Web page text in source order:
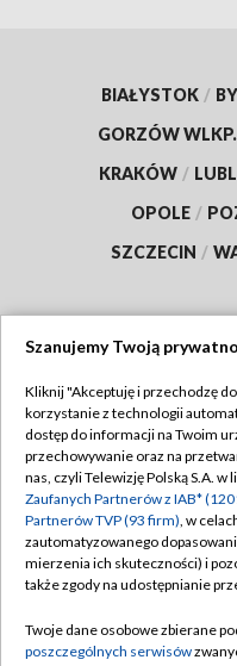
BIAŁYSTOK /
GORZÓW WLKP.
KRAKÓW /
OPOLE /
SZCZECIN /
Abonament TVP
Emisja w TVP
Centrum informacji
Naziemna Telewizja
Rada Programowa
Szanujemy Twoją
Kliknij "Akceptuję i przechodzę
korzystanie z technologii
dostęp do informacji na Twoim
przechowywanie oraz na
nas, czyli Telewizję Polską S.A. w
Zaufanych Partnerów z IAB*
Partnerów TVP (93 firm), w
zautomatyzowanego
mierzenia ich skuteczności) i
także zgody na udostępnianie
Twoje dane osobowe zbierane
poszczególnych serwisów